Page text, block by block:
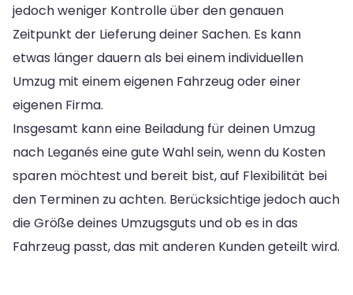
jedoch weniger Kontrolle über den genauen
Zeitpunkt der Lieferung deiner Sachen. Es kann
etwas länger dauern als bei einem individuellen
Umzug mit einem eigenen Fahrzeug oder einer
eigenen Firma.
Insgesamt kann eine Beiladung für deinen Umzug
nach Leganés eine gute Wahl sein, wenn du Kosten
sparen möchtest und bereit bist, auf Flexibilität bei
den Terminen zu achten. Berücksichtige jedoch auch
die Größe deines Umzugsguts und ob es in das
Fahrzeug passt, das mit anderen Kunden geteilt wird.